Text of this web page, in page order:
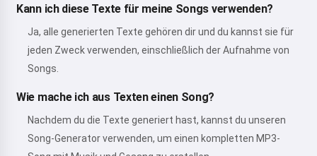
Kann ich diese Texte für meine Songs verwenden?
Ja, alle generierten Texte gehören dir und du kannst sie für
jeden Zweck verwenden, einschließlich der Aufnahme von
Songs.
Wie mache ich aus Texten einen Song?
Nachdem du die Texte generiert hast, kannst du unseren
Song-Generator verwenden, um einen kompletten MP3-